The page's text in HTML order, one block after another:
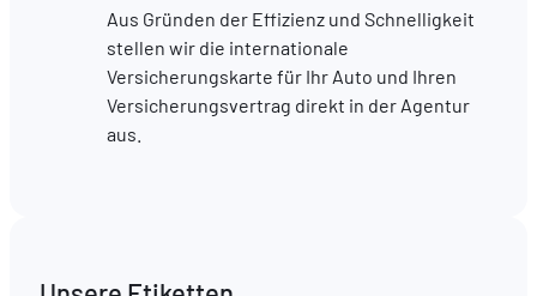
Aus Gründen der Effizienz und Schnelligkeit
stellen wir die internationale
Versicherungskarte für Ihr Auto und Ihren
Versicherungsvertrag direkt in der Agentur
aus.